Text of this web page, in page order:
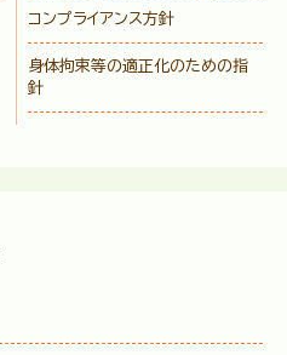
コンプライアンス方針
身体拘束等の適正化のための指
針